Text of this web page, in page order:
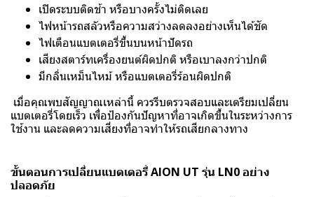
เปิดระบบติดช้า หรือบางครั้งไม่ติดเลย
ไฟหน้ารถสลัวหรือความสว่างลดลงอย่างเห็นได้ชัด
ไฟเตือนแบตเตอรี่ขึ้นบนหน้าปัดรถ
เสียงสตาร์ทเครื่องยนต์ผิดปกติ หรือเบาลงกว่าปกติ
มีกลิ่นเหม็นไหม้ หรือแบตเตอรี่ร้อนผิดปกติ
เมื่อคุณพบสัญญาณเหล่านี้ ควรรีบตรวจสอบและเตรียมเปลี่ยน
แบตเตอรี่โดยเร็ว เพื่อป้องกันปัญหาที่อาจเกิดขึ้นในระหว่างการ
ใช้งาน และลดความเสี่ยงที่อาจทำให้รถเสียกลางทาง
ขั้นตอนการเปลี่ยนแบตเตอรี่ AION UT รุ่น LN0 อย่าง
ปลอดภัย